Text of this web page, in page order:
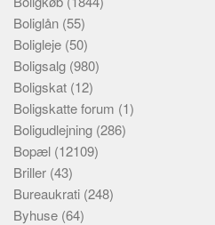
Boliglån (55)
Boligleje (50)
Boligsalg (980)
Boligskat (12)
Boligskatte forum (1)
Boligudlejning (286)
Bopæl (12109)
Briller (43)
Bureaukrati (248)
Byhuse (64)